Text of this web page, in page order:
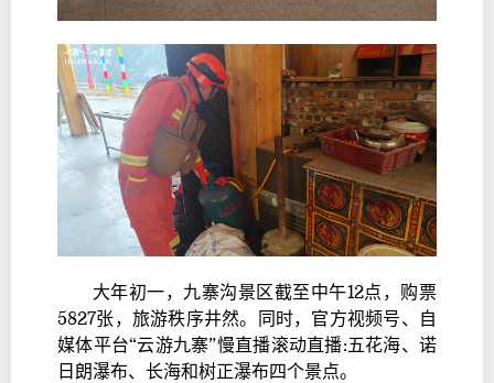
大年初一，九寨沟景区截至中午12点，购票
5827张，旅游秩序井然。同时，官方视频号、自
媒体平台“云游九寨”慢直播滚动直播:五花海、诺
日朗瀑布、长海和树正瀑布四个景点。